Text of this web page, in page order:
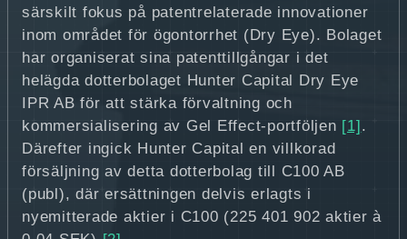
särskilt fokus på patentrelaterade innovationer
inom området för ögontorrhet (Dry Eye). Bolaget
har organiserat sina patenttillgångar i det
helägda dotterbolaget Hunter Capital Dry Eye
IPR AB för att stärka förvaltning och
kommersialisering av Gel Effect‑portföljen [1] .
Därefter ingick Hunter Capital en villkorad
försäljning av detta dotterbolag till C100 AB
(publ), där ersättningen delvis erlagts i
nyemitterade aktier i C100 (225 401 902 aktier à